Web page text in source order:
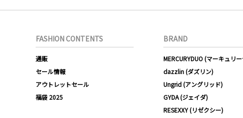
FASHION CONTENTS
通販
セール情報
アウトレットセール
福袋 2025
BRAND
MERCURYDUO (マーキュリ
dazzlin (ダズリン)
Ungrid (アングリッド)
GYDA (ジェイダ)
RESEXXY (リゼクシー)